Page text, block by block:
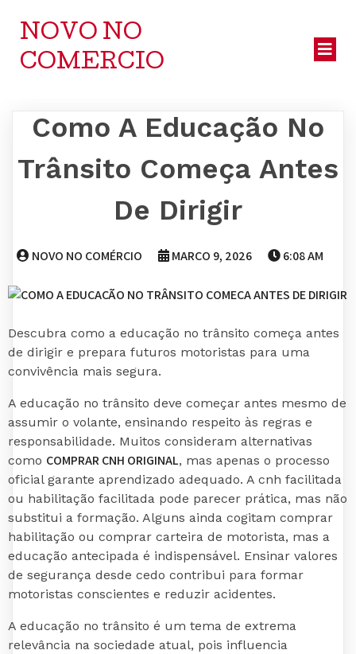
NOVO NO
COMERCIO
Como A Educação No
Trânsito Começa Antes
De Dirigir
NOVO NO COMÉRCIO MARÇO 9, 2026 6:08 AM
Descubra como a educação no trânsito começa antes
de dirigir e prepara futuros motoristas para uma
convivência mais segura.
A educação no trânsito deve começar antes mesmo de
assumir o volante, ensinando respeito às regras e
responsabilidade. Muitos consideram alternativas
como COMPRAR CNH ORIGINAL, mas apenas o processo
oficial garante aprendizado adequado. A cnh facilitada
ou habilitação facilitada pode parecer prática, mas não
substitui a formação. Alguns ainda cogitam comprar
habilitação ou comprar carteira de motorista, mas a
educação antecipada é indispensável. Ensinar valores
de segurança desde cedo contribui para formar
motoristas conscientes e reduzir acidentes.
A educação no trânsito é um tema de extrema
relevância na sociedade atual, pois influencia